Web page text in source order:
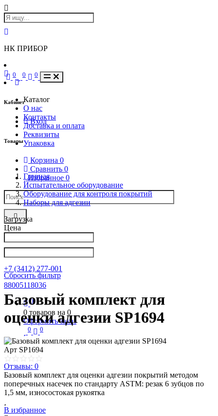
НК ПРИБОР
Кабинет
Вход
Товары
Корзина 0
Сравнить 0
Избранное 0
Написать в Телеграм
+7 (3412) 277-001
88005118036
0
0 товаров на 0
Оформить заказ
0 0
0 0 0
Каталог
О нас
Контакты
Доставка и оплата
Реквизиты
Упаковка
Главная
Испытательное оборудование
Оборудование для контроля покрытий
Наборы для адгезии
Загрузка
Цена
Сбросить фильтр
Базовый комплект для
оценки адгезии SP1694
Арт SP1694
Отзывы: 0
Базовый комплект для оценки адгезии покрытий методом
поперечных насечек по стандарту ASTM: резак 6 зубцов по
1,5 мм, износостокая рукоятка
В избранное